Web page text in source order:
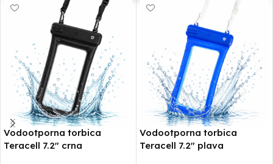
Spremi se na vreme
OBAVEZNA OPREMA ZA LETO
Vodootporna torbica
Teracell 7.2″ crna
Vodootporna torbica
Teracell 7.2″ plava